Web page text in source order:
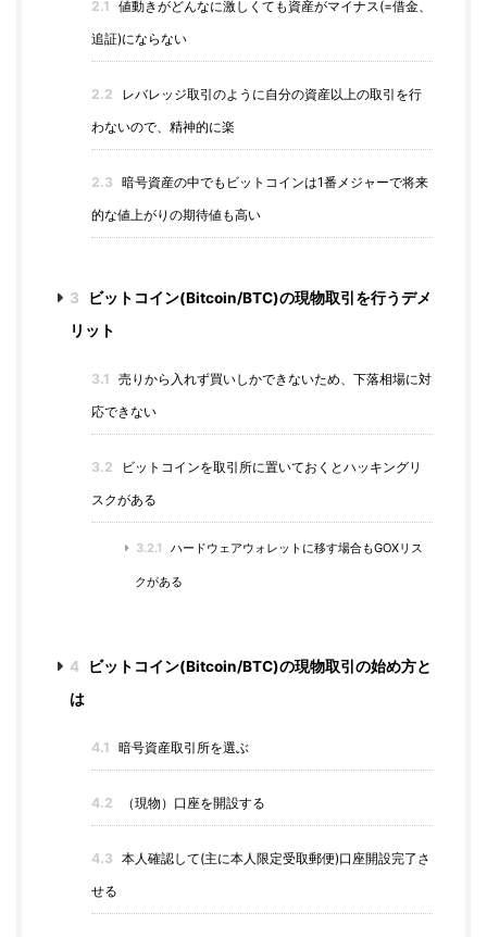
2.1 値動きがどんなに激しくても資産がマイナス(=借金、
追証)にならない
2.2
レバレッジ取引のように自分の資産以上の取引を行
わないので、精神的に楽
2.3 暗号資産の中でもビットコインは1番メジャーで将来
的な値上がりの期待値も高い
3
ビットコイン(Bitcoin/BTC)の現物取引を行うデメ
リット
3.1 売りから入れず買いしかできないため、下落相場に対
応できない
3.2
ビットコインを取引所に置いておくとハッキングリ
スクがある
3.2.1 ハードウェアウォレットに移す場合もGOXリス
クがある
4
ビットコイン(Bitcoin/BTC)の現物取引の始め方と
は
4.1 暗号資産取引所を選ぶ
4.2 （現物）口座を開設する
4.3 本人確認して(主に本人限定受取郵便)口座開設完了さ
せる